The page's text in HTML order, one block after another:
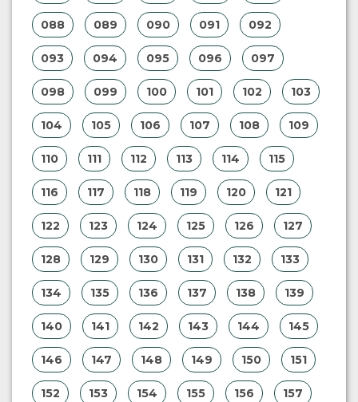
088 089 090 091 092
093 094 095 096 097
098 099 100 101 102 103
104 105 106 107 108 109
110 111 112 113 114 115
116 117 118 119 120 121
122 123 124 125 126 127
128 129 130 131 132 133
134 135 136 137 138 139
140 141 142 143 144 145
146 147 148 149 150 151
152 153 154 155 156 157